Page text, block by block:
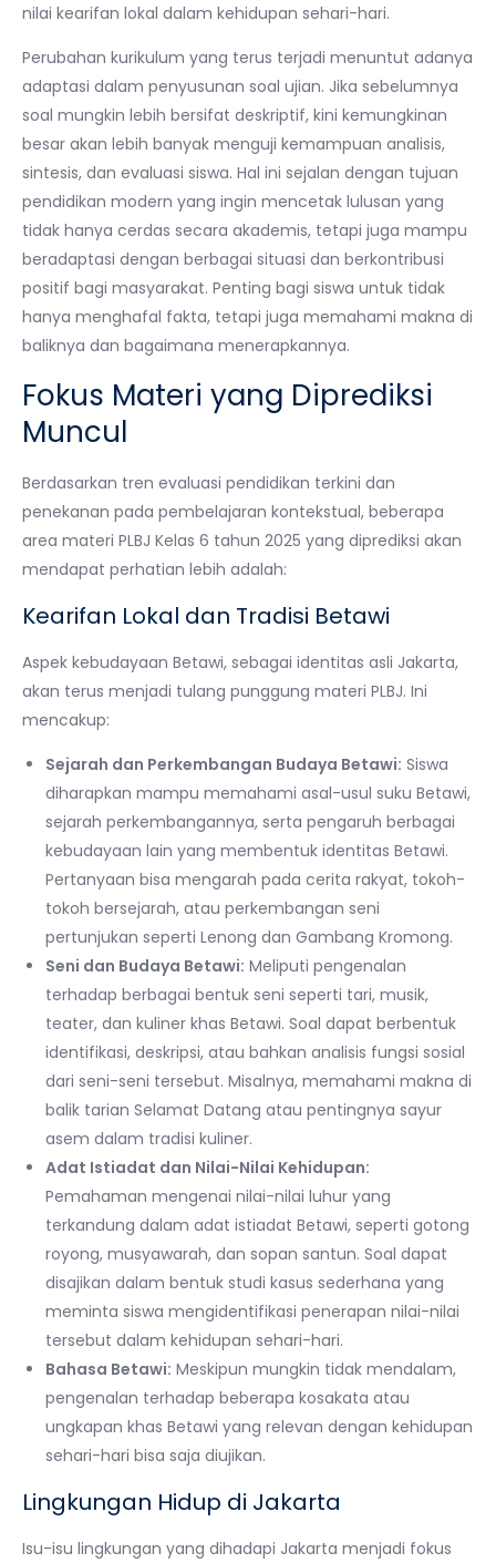
nilai kearifan lokal dalam kehidupan sehari-hari.
Perubahan kurikulum yang terus terjadi menuntut adanya
adaptasi dalam penyusunan soal ujian. Jika sebelumnya
soal mungkin lebih bersifat deskriptif, kini kemungkinan
besar akan lebih banyak menguji kemampuan analisis,
sintesis, dan evaluasi siswa. Hal ini sejalan dengan tujuan
pendidikan modern yang ingin mencetak lulusan yang
tidak hanya cerdas secara akademis, tetapi juga mampu
beradaptasi dengan berbagai situasi dan berkontribusi
positif bagi masyarakat. Penting bagi siswa untuk tidak
hanya menghafal fakta, tetapi juga memahami makna di
baliknya dan bagaimana menerapkannya.
Fokus Materi yang Diprediksi
Muncul
Berdasarkan tren evaluasi pendidikan terkini dan
penekanan pada pembelajaran kontekstual, beberapa
area materi PLBJ Kelas 6 tahun 2025 yang diprediksi akan
mendapat perhatian lebih adalah:
Kearifan Lokal dan Tradisi Betawi
Aspek kebudayaan Betawi, sebagai identitas asli Jakarta,
akan terus menjadi tulang punggung materi PLBJ. Ini
mencakup:
Sejarah dan Perkembangan Budaya Betawi: Siswa
diharapkan mampu memahami asal-usul suku Betawi,
sejarah perkembangannya, serta pengaruh berbagai
kebudayaan lain yang membentuk identitas Betawi.
Pertanyaan bisa mengarah pada cerita rakyat, tokoh-
tokoh bersejarah, atau perkembangan seni
pertunjukan seperti Lenong dan Gambang Kromong.
Seni dan Budaya Betawi: Meliputi pengenalan
terhadap berbagai bentuk seni seperti tari, musik,
teater, dan kuliner khas Betawi. Soal dapat berbentuk
identifikasi, deskripsi, atau bahkan analisis fungsi sosial
dari seni-seni tersebut. Misalnya, memahami makna di
balik tarian Selamat Datang atau pentingnya sayur
asem dalam tradisi kuliner.
Adat Istiadat dan Nilai-Nilai Kehidupan:
Pemahaman mengenai nilai-nilai luhur yang
terkandung dalam adat istiadat Betawi, seperti gotong
royong, musyawarah, dan sopan santun. Soal dapat
disajikan dalam bentuk studi kasus sederhana yang
meminta siswa mengidentifikasi penerapan nilai-nilai
tersebut dalam kehidupan sehari-hari.
Bahasa Betawi: Meskipun mungkin tidak mendalam,
pengenalan terhadap beberapa kosakata atau
ungkapan khas Betawi yang relevan dengan kehidupan
sehari-hari bisa saja diujikan.
Lingkungan Hidup di Jakarta
Isu-isu lingkungan yang dihadapi Jakarta menjadi fokus